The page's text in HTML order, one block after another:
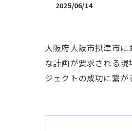
2025/06/14
大阪府大阪市摂津市
な計画が要求される
ジェクトの成功に繋